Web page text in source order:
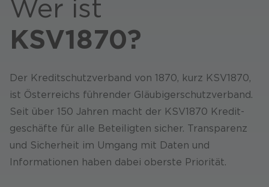
Business-Themen
Wer ist
KSV1870?
Der Kredit­schutz­verband von 1870, kurz KSV1870,
ist Österreichs führender Gläubiger­schutz­verband.
Seit über 150 Jahren macht der KSV1870 Kredit­
geschäfte für alle Beteiligten sicher. Transparenz
und Sicherheit im Umgang mit Daten und
Informationen haben dabei oberste Priorität.